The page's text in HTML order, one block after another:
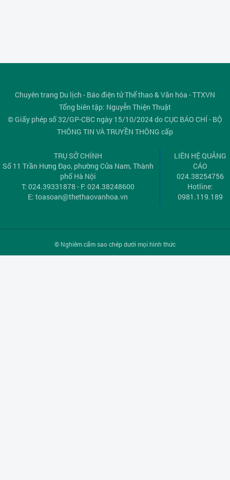
Chuyên trang Du lịch - Báo điện tử Thể thao & Văn hóa - TTXVN
Tổng biên tập: Nguyễn Thiện Thuật
© Giấy phép số 32/GP-CBC ngày 15/10/2024 do CỤC BÁO CHÍ - BỘ
THÔNG TIN VÀ TRUYỀN THÔNG cấp
TRỤ SỞ CHÍNH
Số 11 Trần Hưng Đạo, phường Cửa Nam, Thành
phố Hà Nội
T: 024.39331878 - F: 024.38248600
E:toasoan@thethaovanhoa.vn
LIÊN HỆ QUẢNG
CÁO
024.38254756
Hotline:
0981.119.189
© Nghiêm cấm sao chép dưới mọi hình thức